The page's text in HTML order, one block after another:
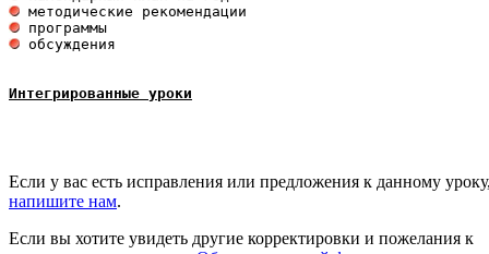
обсуждения
Интегрированные уроки
Если у вас есть исправления или предложения к данному
напишите нам.
Если вы хотите увидеть другие корректировки и пожелания к